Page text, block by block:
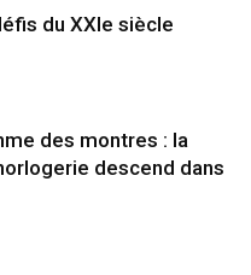
du XXIe siècle
des montres : la
descend dans